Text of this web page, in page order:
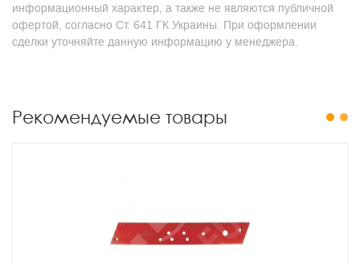
информационный характер, а также не являются публичной
офертой, согласно Ст. 641 ГК Украины. При оформлении
сделки уточняйте данную информацию у менеджера.
Рекомендуемые товары 1 2